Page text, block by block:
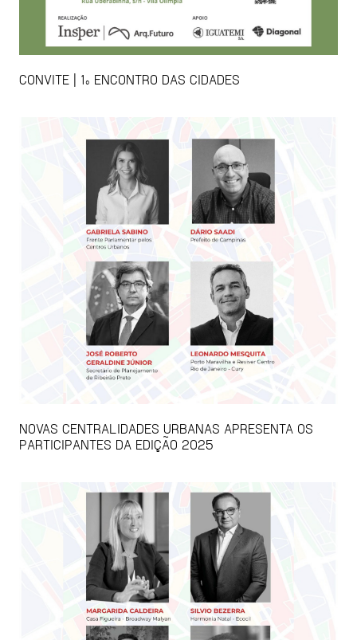
CONVITE | 1º ENCONTRO DAS CIDADES
NOVAS CENTRALIDADES URBANAS APRESENTA OS
PARTICIPANTES DA EDIÇÃO 2025